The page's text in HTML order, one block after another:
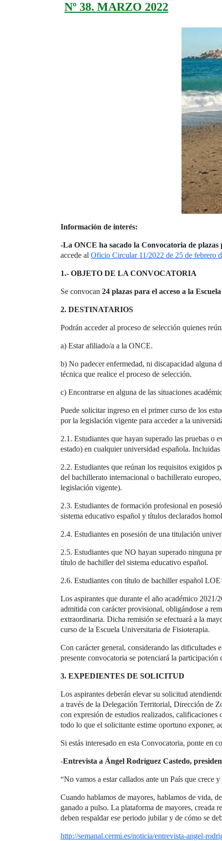
Nº 38. MARZO 2022
Información de interés:
-La ONCE ha sacado la Convocatoria de
accede al Oficio Circular 11/2022 de 25 de febrero
1.- OBJETO DE LA CONVOCATORIA
Se convocan 24 plazas para el acceso a la
2. DESTINATARIOS
Podrán acceder al proceso de selección quienes
a) Estar afiliado/a a la ONCE.
b) No padecer enfermedad, ni discapacidad
técnica que realice el proceso de selección.
c) Encontrarse en alguna de las situaciones
Puede solicitar ingreso en el primer curso de los
por la legislación vigente para acceder a la
2.1. Estudiantes que hayan superado las pruebas
estado) en cualquier universidad española.
2.2. Estudiantes que reúnan los requisitos exigidos
del bachillerato internacional o bachillerato
legislación vigente).
2.3. Estudiantes de formación profesional en
sistema educativo español y títulos declarados
2.4. Estudiantes en posesión de una titulación
2.5. Estudiantes que NO hayan superado ninguna
título de bachiller del sistema educativo español.
2.6. Estudiantes con título de bachiller español
Los aspirantes que durante el año académico 2021/
admitida con carácter provisional, obligándose a
extraordinaria. Dicha remisión se efectuará a la
curso de la Escuela Universitaria de Fisioterapia.
Con carácter general, considerando las dificultades
presente convocatoria se potenciará la
3. EXPEDIENTES DE SOLICITUD
Los aspirantes deberán elevar su solicitud
a través de la Delegación Territorial, Dirección de
con expresión de estudios realizados,
todo lo que el solicitante estime oportuno exponer,
Si estás interesado en esta Convocatoria, ponte
-Entrevista a Ángel Rodríguez Castedo,
“No vamos a estar callados ante un País que crece
Cuando hablamos de mayores, hablamos de vida,
ganado a pulso. La plataforma de mayores, creada
deben respaldar ese periodo jubilar y de cómo se
http://semanal.cermi.es/noticia/entrevista-angel-